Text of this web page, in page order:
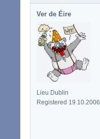
Ver de Éire
Lieu Dublin
Registered 19.10.2006